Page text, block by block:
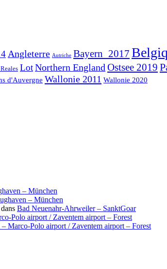
Angleterre Autriche Bayern_2017
LotNorthern England Ostsee 2019
d'Auvergne Wallonie 2011 Wallonie 2020
– München
– München
dans Bad Neuenahr-Ahrweiler – SanktGoar
Polo airport / Zaventem airport – Forest
– Marco-Polo airport / Zaventem airport – Forest